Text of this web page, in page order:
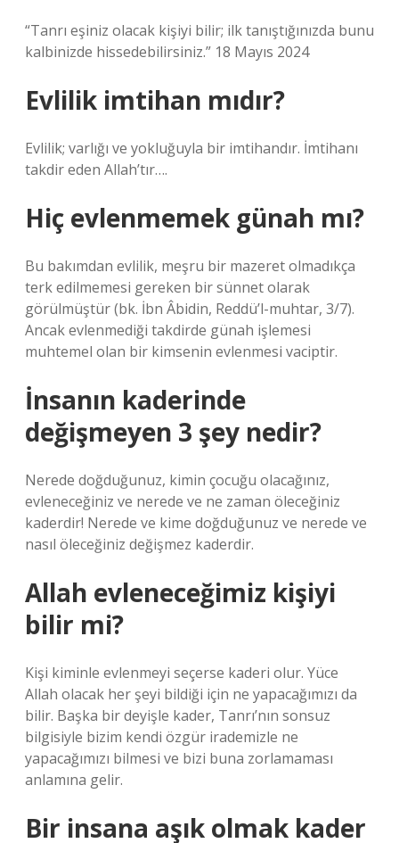
“Tanrı eşiniz olacak kişiyi bilir; ilk tanıştığınızda bunu
kalbinizde hissedebilirsiniz.” 18 Mayıs 2024
Evlilik imtihan mıdır?
Evlilik; varlığı ve yokluğuyla bir imtihandır. İmtihanı
takdir eden Allah’tır….
Hiç evlenmemek günah mı?
Bu bakımdan evlilik, meşru bir mazeret olmadıkça
terk edilmemesi gereken bir sünnet olarak
görülmüştür (bk. İbn Âbidin, Reddü’l-muhtar, 3/7).
Ancak evlenmediği takdirde günah işlemesi
muhtemel olan bir kimsenin evlenmesi vaciptir.
İnsanın kaderinde
değişmeyen 3 şey nedir?
Nerede doğduğunuz, kimin çocuğu olacağınız,
evleneceğiniz ve nerede ve ne zaman öleceğiniz
kaderdir! Nerede ve kime doğduğunuz ve nerede ve
nasıl öleceğiniz değişmez kaderdir.
Allah evleneceğimiz kişiyi
bilir mi?
Kişi kiminle evlenmeyi seçerse kaderi olur. Yüce
Allah olacak her şeyi bildiği için ne yapacağımızı da
bilir. Başka bir deyişle kader, Tanrı’nın sonsuz
bilgisiyle bizim kendi özgür irademizle ne
yapacağımızı bilmesi ve bizi buna zorlamaması
anlamına gelir.
Bir insana aşık olmak kader